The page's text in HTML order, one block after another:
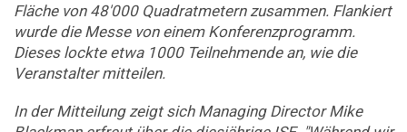
Fläche von 48'000 Quadratmetern zusammen. Flankiert
wurde die Messe von einem Konferenzprogramm.
Dieses lockte etwa 1000 Teilnehmende an, wie die
Veranstalter mitteilen.
In der Mitteilung zeigt sich Managing Director Mike